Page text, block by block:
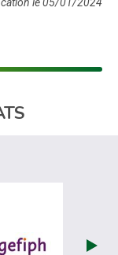
Ministère du travail
visiter les